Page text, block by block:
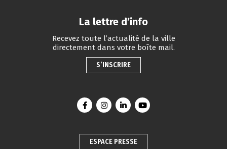
La lettre d’info
Recevez toute l’actualité de la ville
directement dans votre boîte mail.
S’INSCRIRE
Lien vers le compte Facebook
Lien vers le compte Instagram
Lien vers le compte Linkedin
Lien vers la chaîne
ESPACE PRESSE